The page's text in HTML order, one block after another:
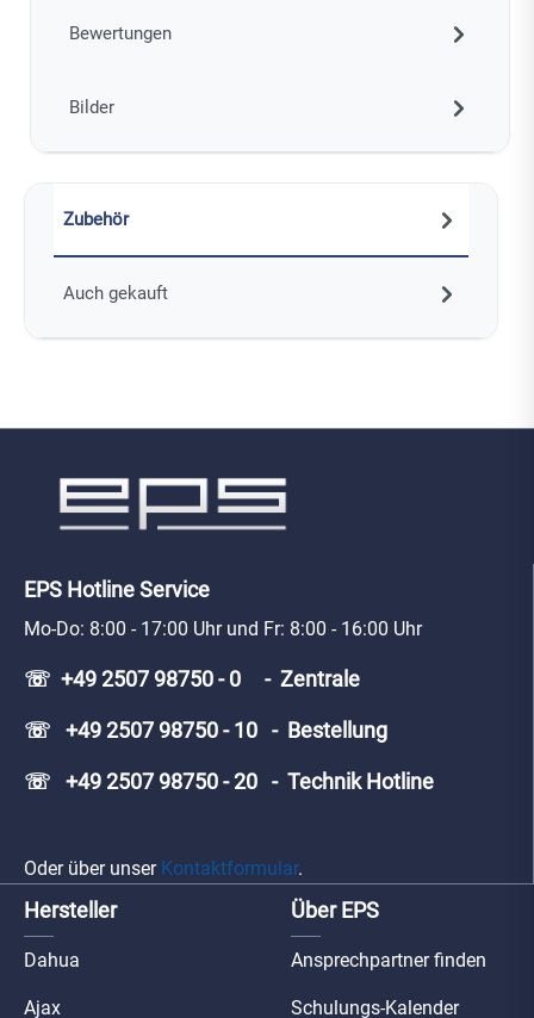
Bewertungen
Bilder
Zubehör
Auch gekauft
EPS Hotline Service
Mo-Do: 8:00 - 17:00 Uhr und Fr: 8:00 - 16:00 Uhr
☏ +49 2507 98750 - 0 - Zentrale
☏ +49 2507 98750 - 10 - Bestellung
☏ +49 2507 98750 - 20 - Technik Hotline
Oder über unser Kontaktformular.
Hersteller
Dahua
Ajax
Über EPS
Ansprechpartner finden
Schulungs-Kalender